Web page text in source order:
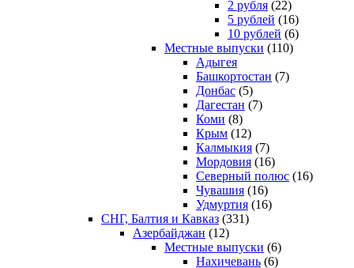
2 рубля (22)
5 рублей (16)
10 рублей (6)
Местные выпуски (110)
Адыгея
Башкортостан (7)
Донбас (5)
Дагестан (7)
Коми (8)
Крым (12)
Калмыкия (7)
Мордовия (16)
Северный полюс (16)
Чувашия (16)
Удмуртия (16)
СНГ, Балтия и Кавказ (331)
Азербайджан (12)
Местные выпуски (6)
Нахичевань (6)